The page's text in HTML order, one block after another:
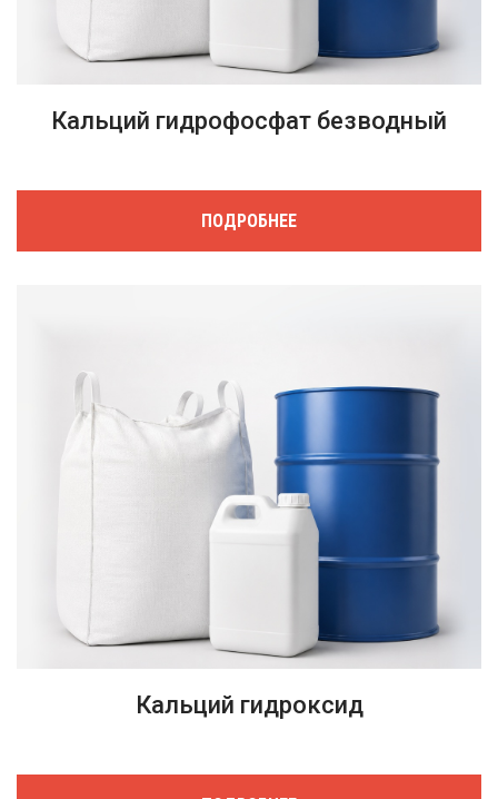
Кальций гидрофосфат безводный
ПОДРОБНЕЕ
Кальций гидроксид